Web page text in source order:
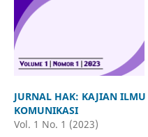
JURNAL HAK: KAJIAN
KOMUNIKASI
Vol. 1 No. 1 (2023)